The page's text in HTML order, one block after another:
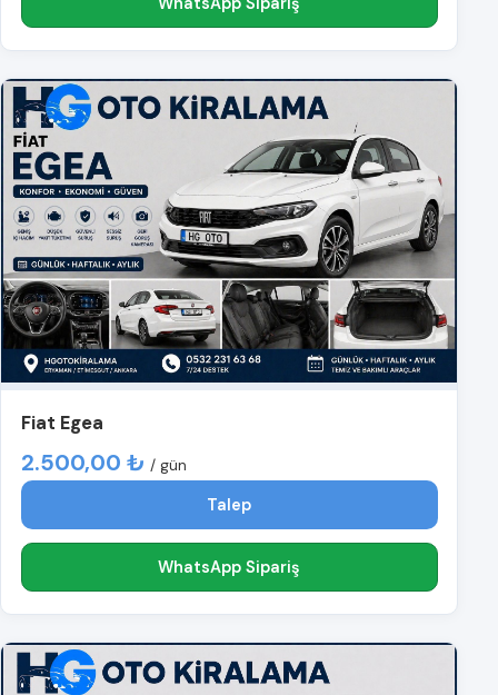
Fiat Egea
2.500,00 ₺ / gün
Talep
WhatsApp Sipariş